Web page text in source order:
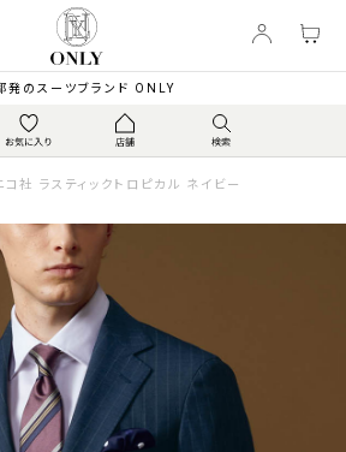
発のスーツブランド ONLY
コ社 ラスティックトロピカル ネイビー